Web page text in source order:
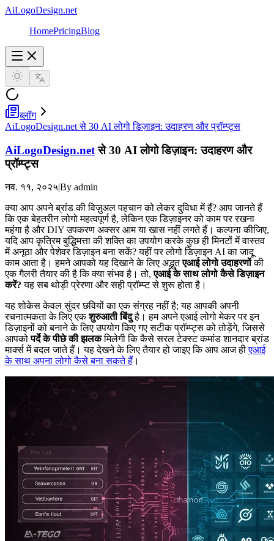
AiLogoDesign.net
HomePricingBlog
ब्लॉग
AiLogoDesign.net से 30 AI लोगो डिज़ाइन: उदाहरण और प्रॉम्प्ट्स
AiLogoDesign.netसे 30 AI लोगो डिज़ाइन: उदाहरण और
प्रॉम्प्ट्स
नव. ११, २०२५|By admin
क्या आप अपने ब्रांड की विज़ुअल पहचान को लेकर दुविधा में हैं? आप जानते हैं
कि एक बेहतरीन लोगो महत्वपूर्ण है, लेकिन एक डिज़ाइनर को काम पर रखना
महंगा है और DIY उपकरण अक्सर आम या खास नहीं लगते हैं। कल्पना कीजिए,
यदि आप कृत्रिम बुद्धिमत्ता की शक्ति का उपयोग करके कुछ ही मिनटों में वास्तव
में अनूठा और पेशेवर डिज़ाइन बना सकें? यहीं पर लोगो डिज़ाइन AI का जादू
काम आता है। हमने आपको यह दिखाने के लिए अद्भुतएआई लोगो उदाहरणोंकी
एक गैलरी तैयार की है कि क्या संभव है। तो,एआई के साथ लोगो कैसे डिज़ाइन
करें? यह सब थोड़ी प्रेरणा और सही प्रॉम्प्ट से शुरू होता है।
यह शोकेस केवल सुंदर छवियों का एक संग्रह नहीं है; यह आपकी अपनी
रचनात्मकता के लिए एकशुरुआती बिंदुहै। हम अपने एआई लोगो मेकर पर इन
डिज़ाइनों को बनाने के लिए उपयोग किए गए सटीक प्रॉम्प्ट्स को तोड़ेंगे, जिससे
आपकोपर्दे के पीछे की झलकमिलेगी कि कैसे सरल टेक्स्ट कमांड शानदार ब्रांड
मार्क्स में बदल जाते हैं। यह देखने के लिए तैयार हो जाइए कि आप आज हीएआई
के साथ अपना लोगो कैसे बना सकते हैं ।